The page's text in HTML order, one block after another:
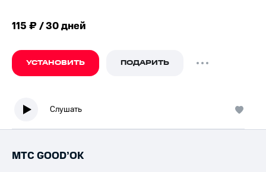
115 ₽ / 30 дней
УСТАНОВИТЬ ПОДАРИТЬ
Слушать
МТС GOOD’OK